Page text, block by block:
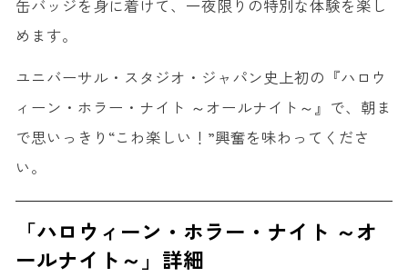
缶バッジを身に着けて、一夜限りの特別な体験を楽し
めます。
ユニバーサル・スタジオ・ジャパン史上初の『ハロウ
ィーン・ホラー・ナイト ～オールナイト～』で、朝ま
で思いっきり“こわ楽しい！”興奮を味わってくださ
い。
「ハロウィーン・ホラー・ナイト ～オ
ールナイト～」詳細